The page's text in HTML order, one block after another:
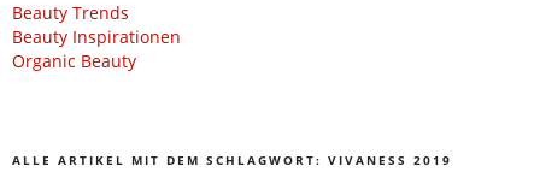
Beauty Trends
Beauty Inspirationen
Organic Beauty
ALLE ARTIKEL MIT DEM SCHLAGWORT: VIVANESS 2019